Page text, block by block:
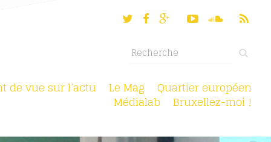
de vue sur l’actu Le Mag Quartier européen
Médialab Bruxellez-moi !